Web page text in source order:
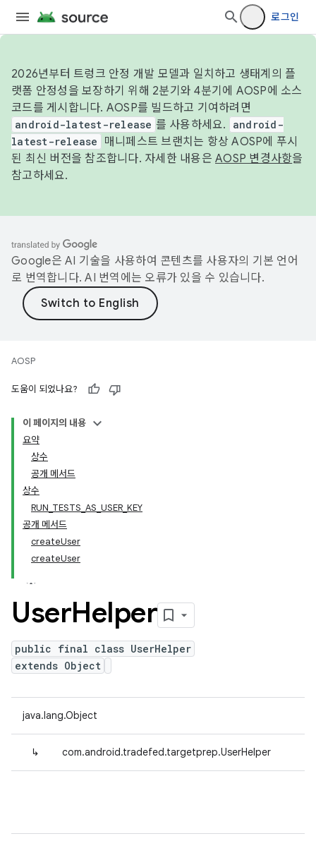
로그인
2026년부터 트렁크 안정 개발 모델과 일치하고 생태계의 플
랫폼 안정성을 보장하기 위해 2분기와 4분기에 AOSP에 소스
코드를 게시합니다. AOSP를 빌드하고 기여하려면
android-latest-release 를 사용하세요.
android-
latest-release
매니페스트 브랜치는 항상 AOSP에 푸시
된 최신 버전을 참조합니다. 자세한 내용은 AOSP 변경사항을
참고하세요.
Google은 AI 기술을 사용하여 콘텐츠를 사용자의 기본 언어
로 번역합니다. AI 번역에는 오류가 있을 수 있습니다.
AOSP
도움이 되었나요?
이 페이지의 내용
요약
상수
공개 메서드
상수
RUN_TESTS_AS_USER_KEY
공개 메서드
createUser
createUser
UserHelper
public final class UserHelper
extends Object
java.lang.Object
↳ com.android.tradefed.targetprep.UserHelper